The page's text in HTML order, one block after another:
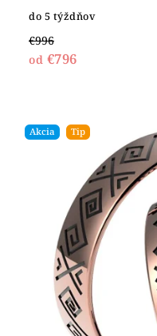
do 5 týždňov
€996
od €796
Akcia Tip